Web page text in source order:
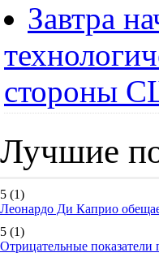
Завтра
стороны
Лучшие
5 (1)
Леонардо Ди Каприо
5 (1)
Отрицательные